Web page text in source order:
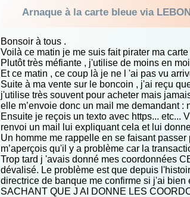
Arnaque à la carte bleue via
Bonsoir à tous .
Voilà ce matin je me suis fait pirater ma
Plutôt très méfiante , j'utilise de moins en
Et ce matin , ce coup là je ne l 'ai pas vu
Suite à ma vente sur le boncoin , j'ai reçu
j'utilise très souvent pour acheter mais
elle m’envoie donc un mail me demandant :
Ensuite je reçois un texto avec https... etc...
renvoi un mail lui expliquant cela et lui
Un homme me rappelle en se faisant
m’aperçois qu'il y a problème car la
Trop tard j 'avais donné mes coordonnées
dévalisé. Le problème est que depuis
directrice de banque me confirme si j'ai
SACHANT QUE J AI DONNE LES